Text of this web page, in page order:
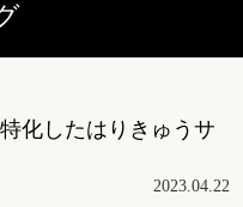
化したはりきゅうサ
2023.04.22